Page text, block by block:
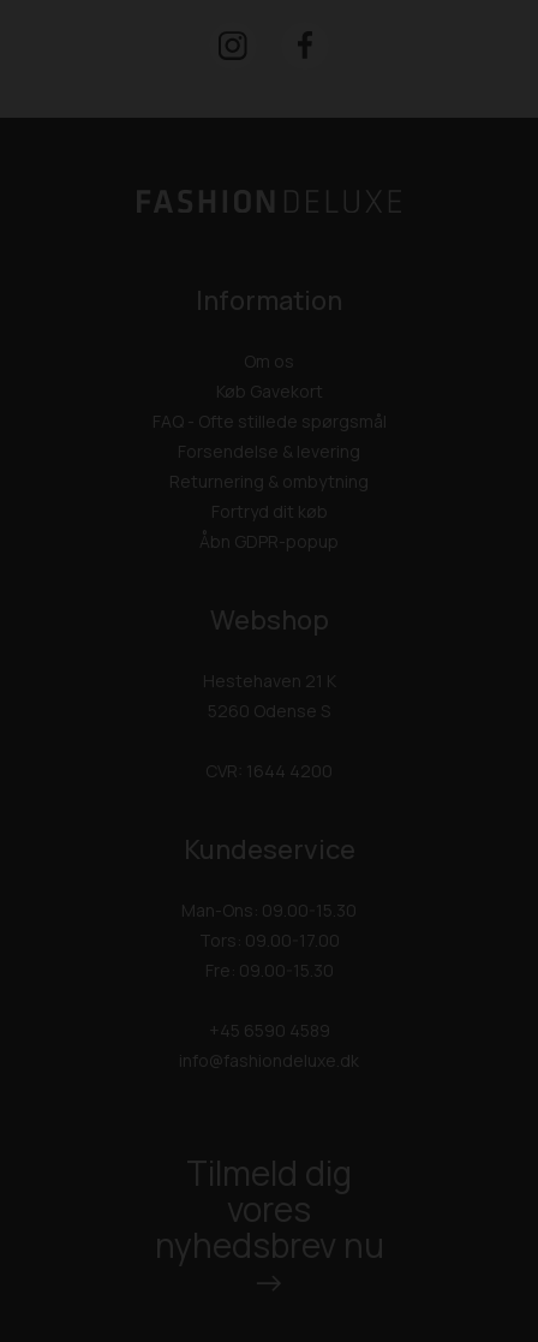
Information
Om os
Køb Gavekort
FAQ - Ofte stillede spørgsmål
Forsendelse & levering
Returnering & ombytning
Fortryd dit køb
Åbn GDPR-popup
Webshop
Hestehaven 21 K
5260 Odense S
CVR: 1644 4200
Kundeservice
Man-Ons: 09.00-15.30
Tors: 09.00-17.00
Fre: 09.00-15.30
+45 6590 4589
info@fashiondeluxe.dk
Tilmeld dig
vores
nyhedsbrev nu
->